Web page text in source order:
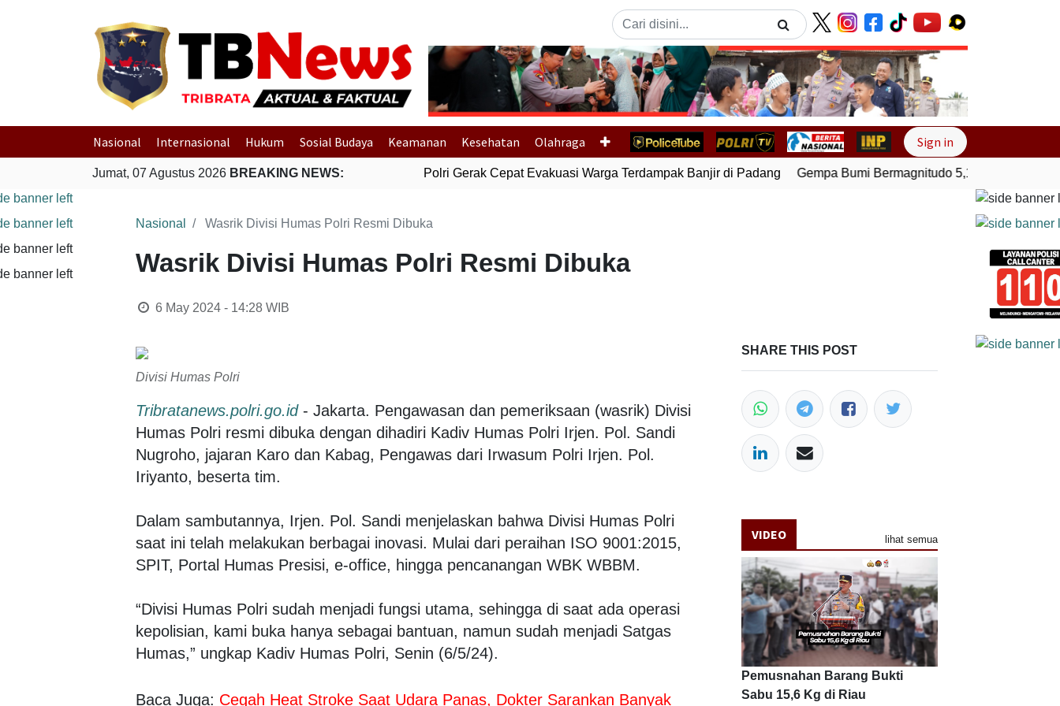
Previous Next
Nasional Internasional Hukum Sosial Budaya Keamanan Kesehatan Olahraga Sign in
Jumat, 07 Agustus 2026 BREAKING NEWS: Polri Gerak Cepat Evakuasi Warga Terdampak Banjir di Padang Gempa Bumi Bermagnitudo 5,1 Kembali
Nasional Wasrik Divisi Humas Polri Resmi Dibuka
Wasrik Divisi Humas Polri Resmi Dibuka
6 May 2024 - 14:28WIB
Divisi Humas Polri
Tribratanews.polri.go.id- Jakarta. Pengawasan dan pemeriksaan (wasrik) Divisi
Humas Polri resmi dibuka dengan dihadiri Kadiv Humas Polri Irjen. Pol. Sandi
Nugroho, jajaran Karo dan Kabag, Pengawas dari Irwasum Polri Irjen. Pol.
Iriyanto, beserta tim.
Dalam sambutannya, Irjen. Pol. Sandi menjelaskan bahwa Divisi Humas Polri
saat ini telah melakukan berbagai inovasi. Mulai dari peraihan ISO 9001:2015,
SPIT, Portal Humas Presisi, e-office, hingga pencanangan WBK WBBM.
“Divisi Humas Polri sudah menjadi fungsi utama, sehingga di saat ada operasi
kepolisian, kami buka hanya sebagai bantuan, namun sudah menjadi Satgas
Humas,” ungkap Kadiv Humas Polri, Senin (6/5/24).
Baca Juga: Cegah Heat Stroke Saat Udara Panas, Dokter Sarankan Banyak
SHARE THIS POST
VIDEO lihat semua
Pemusnahan Barang Bukti
Sabu 15,6 Kg di Riau